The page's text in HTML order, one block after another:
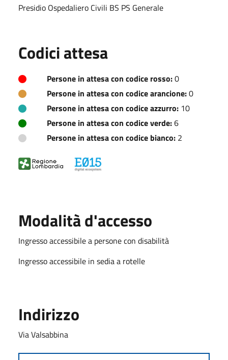
Presidio Ospedaliero Civili BS PS Generale
Codici attesa
Persone in attesa con codice rosso:0
Persone in attesa con codice arancione:0
Persone in attesa con codice azzurro: 10
Persone in attesa con codice verde:6
Persone in attesa con codice bianco: 2
Modalità d'accesso
Ingresso accessibile a persone con disabilità
Ingresso accessibile in sedia a rotelle
Indirizzo
Via Valsabbina